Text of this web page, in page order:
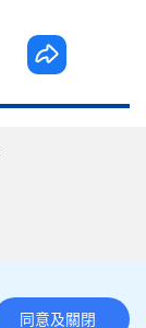
同意及關閉